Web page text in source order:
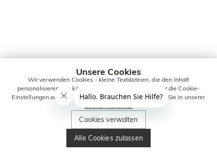
Unsere Cookies
Wir verwenden Cookies - kleine Textdateien, die den Inhalt
personalisieren. Sie können alle Cookies zulassen oder die Cookie-
Einstellungen anpassen. Weitere Informationen erhalten Sie in unserer
Cookie-Richtlinie.
Cookies verwalten
Alle Cookies zulassen